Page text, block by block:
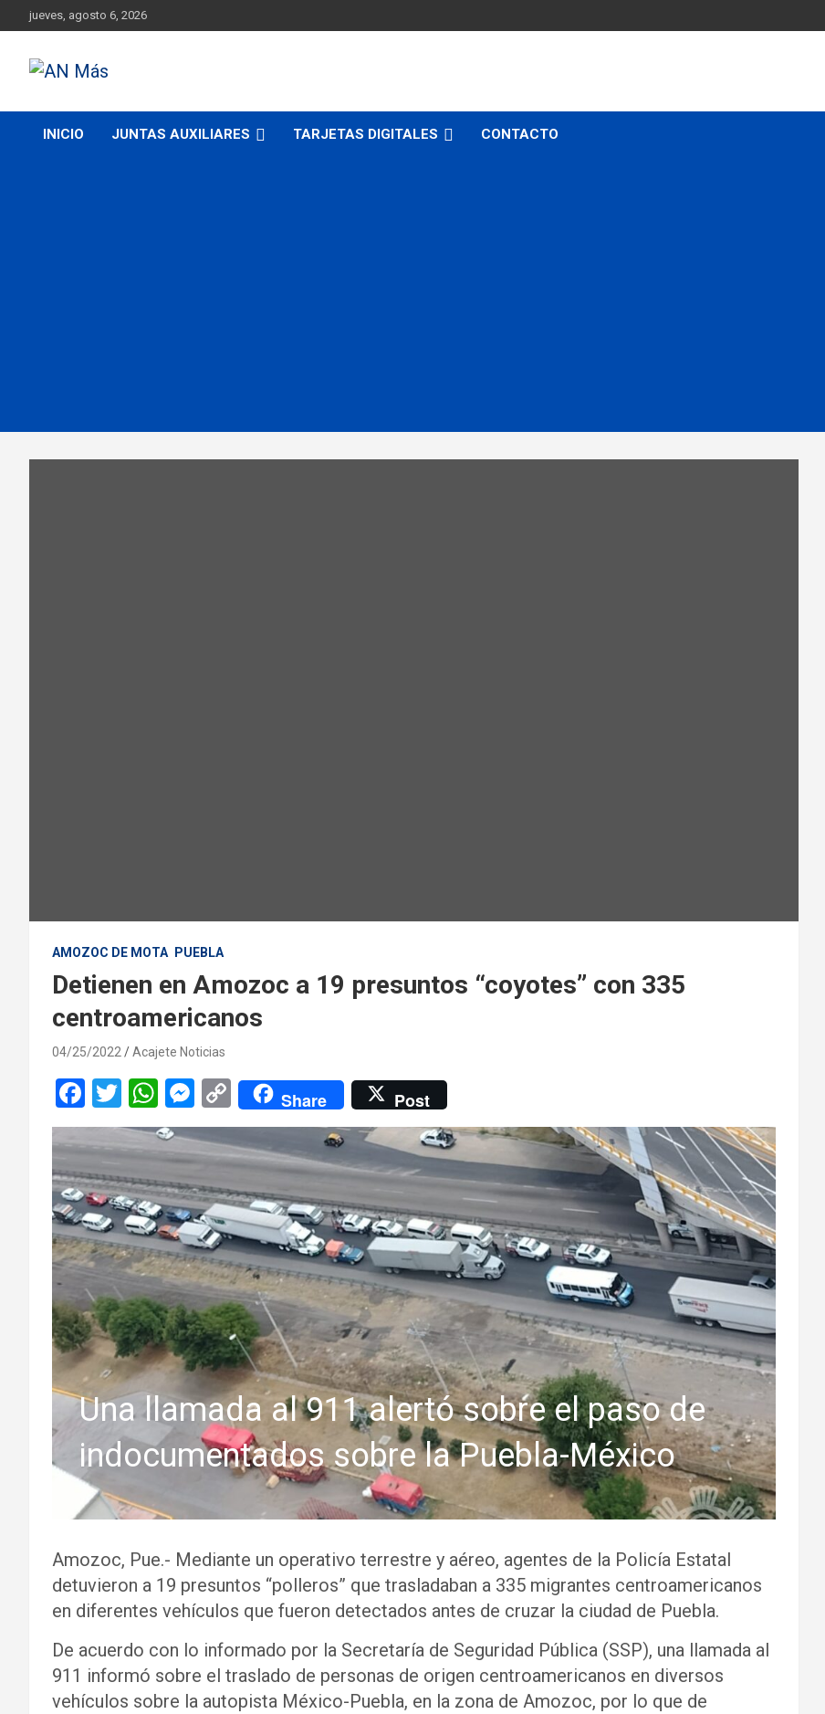
to
jueves, agosto 6, 2026
AN Más
INICIO JUNTAS AUXILIARES TARJETAS DIGITALES CONTACTO
AMOZOC DE MOTA PUEBLA
Detienen en Amozoc a 19 presuntos “coyotes” con 335
centroamericanos
04/25/2022 Acajete Noticias
F
a
ce
b
o
o
k
T
wi
tt
er
W
h
at
s
A
p
p
M
es
se
n
g
er
C
o
py
Li
n
k
Share Post
Una llamada al 911 alertó sobre el paso de
indocumentados sobre la Puebla-México
Amozoc, Pue.- Mediante un operativo terrestre y aéreo, agentes de la Policía Estatal
detuvieron a 19 presuntos “polleros” que trasladaban a 335 migrantes centroamericanos
en diferentes vehículos que fueron detectados antes de cruzar la ciudad de Puebla.
De acuerdo con lo informado por la Secretaría de Seguridad Pública (SSP), una llamada al
911 informó sobre el traslado de personas de origen centroamericanos en diversos
vehículos sobre la autopista México-Puebla, en la zona de Amozoc, por lo que de